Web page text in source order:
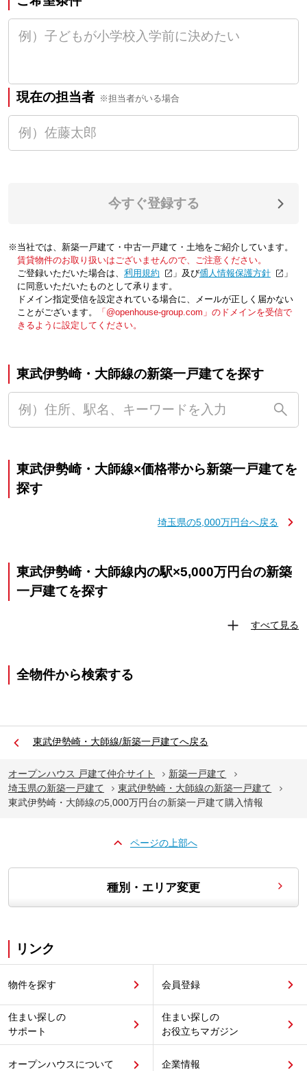
現在の担当者 ※担当者がいる場合
今すぐ登録する
※当社では、新築一戸建て・中古一戸建て・土地をご紹介しています。
賃貸物件のお取り扱いはございませんので、ご注意ください。
ご登録いただいた場合は、「利用規約 」及び「個人情報保護方針
」
に同意いただいたものとして承ります。
ドメイン指定受信を設定されている場合に、メールが正しく届かない
ことがございます。
「@openhouse-group.com」のドメインを受信で
きるように設定してください。
東武伊勢崎・大師線の新築一戸建てを探す
東武伊勢崎・大師線×価格帯から新築一戸建てを
探す
埼玉県の5,000万円台へ戻る
東武伊勢崎・大師線内の駅×5,000万円台の新築
一戸建てを探す
すべて見る
全物件から検索する
東武伊勢崎・大師線/新築一戸建てへ戻る
オープンハウス 戸建て仲介サイト
新築一戸建て
埼玉県の新築一戸建て
東武伊勢崎・大師線の新築一戸建て
東武伊勢崎・大師線の5,000万円台の新築一戸建て購入情報
ページの上部へ
種別・エリア変更
リンク
物件を探す 会員登録
住まい探しの
サポート
住まい探しの
お役立ちマガジン
オープンハウスについて 企業情報